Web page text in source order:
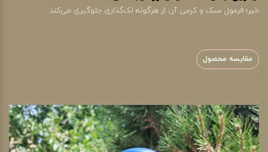
خیر؛ فرمول سبک و کرمی آن از هرگونه لک‌گذاری جلوگیری می‌کند.
مقایسه محصول